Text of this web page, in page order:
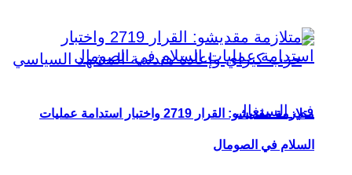
متلازمة مقديشو: القرار 2719 واختبار استدامة عمليات
السلام في الصومال